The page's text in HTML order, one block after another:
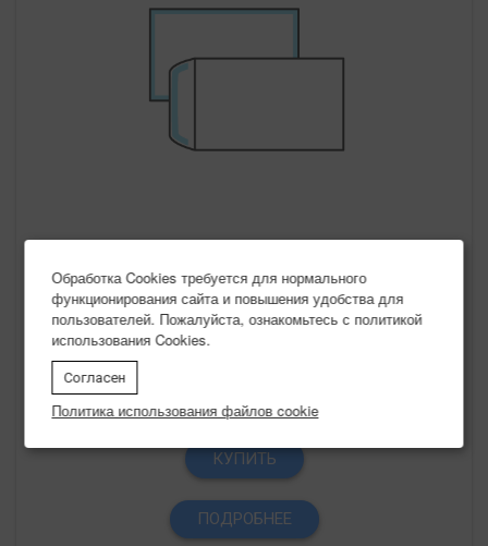
Тип бумаги : Офсет
Плотность бумаги :
80 г/м2
Окно : нет
КУПИТЬ
ПОДРОБНЕЕ
Обработка Cookies требуется для нормального
функционирования сайта и повышения удобства для
пользователей. Пожалуйста, ознакомьтесь с политикой
использования Cookies.
Согласен
Политика использования файлов cookie